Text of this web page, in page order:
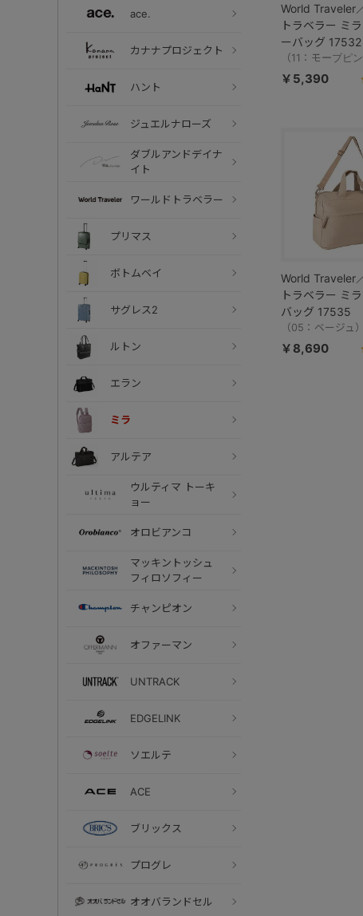
ace.
カナナプロジェクト
ハント
ジュエルナローズ
ダブルアンドデイナ
イト
ワールドトラベラー
プリマス
ボトムベイ
サグレス2
ルトン
エラン
ミラ
アルテア
ウルティマ トーキ
ョー
オロビアンコ
マッキントッシュ
フィロソフィー
チャンピオン
オファーマン
UNTRACK
EDGELINK
ソエルテ
ACE
ブリックス
プログレ
オオバランドセル
World Traveler
トラベラー ミ
ーバッグ 17532
（11：モーブピン
￥5,390
World Traveler
トラベラー ミ
バッグ 17535
（05：ベージュ）
￥8,690